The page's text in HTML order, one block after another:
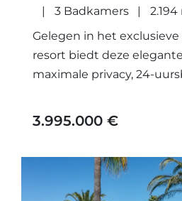
3 Badkamers
2.194
Gelegen in het exclusieve
resort biedt deze
maximale privacy, 24-
conciërgeservices.De
3.995.000 €